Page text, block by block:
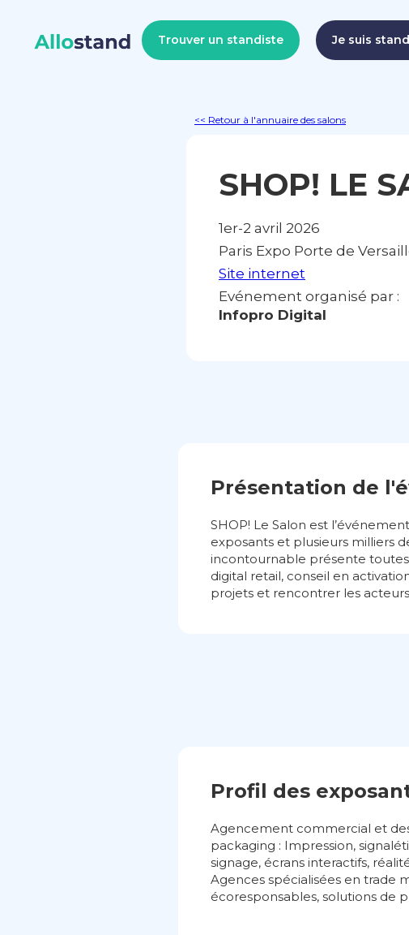
Trouver un standiste Je suis
<< Retour à l'annuaire des salons
SHOP! LE
1er-2 avril 2026
Paris Expo Porte de
Site internet
Evénement organisé par :
Infopro Digital
Présentation de
SHOP! Le Salon est
exposants et plusieurs milliers
incontournable présente toutes
digital retail, conseil en
projets et rencontrer les
Profil des
Agencement commercial et
packaging : Impression,
signage, écrans interactifs,
Agences spécialisées en trade
écoresponsables, solutions de